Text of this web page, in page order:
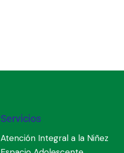
Servicios
Atención Integral a la Niñez